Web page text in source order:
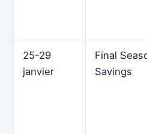
25-29
janvier
Final
Savings